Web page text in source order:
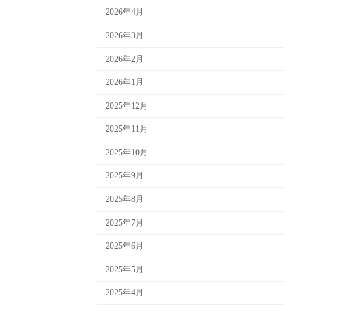
2026年4月
2026年3月
2026年2月
2026年1月
2025年12月
2025年11月
2025年10月
2025年9月
2025年8月
2025年7月
2025年6月
2025年5月
2025年4月